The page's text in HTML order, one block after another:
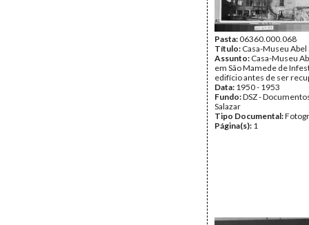
Pasta:06360.000.068
Título: Casa-Museu Abel
Assunto: Casa-Museu
em São Mamede de
edifício antes de ser
Data: 1950 - 1953
Fundo:DSZ -
Salazar
Tipo Documental:
Página(s): 1